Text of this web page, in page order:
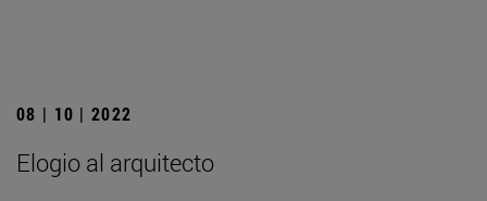
08 | 10 | 2022
Elogio al arquitecto